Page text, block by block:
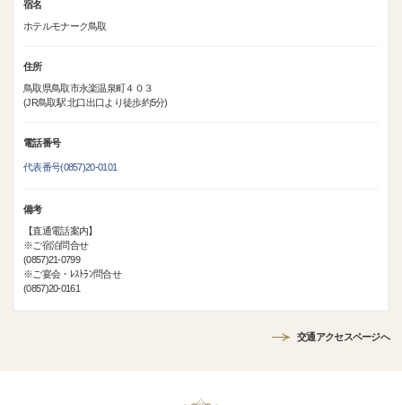
宿名
ホテルモナーク鳥取
住所
鳥取県鳥取市永楽温泉町４０３
(JR鳥取駅 北口出口より徒歩約5分)
電話番号
代表番号(0857)20-0101
備考
【直通電話案内】
※ご宿泊問合せ
(0857)21-0799
※ご宴会・ﾚｽﾄﾗﾝ問合せ
(0857)20-0161
交通アクセスページへ